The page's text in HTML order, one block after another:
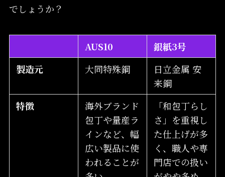
でしょうか？
AUS10
銀紙3号
製造元
大同特殊鋼
日立金属 安
来鋼
特徴
海外ブランド
包丁や量産ラ
インなど、幅
広い製品に使
われることが
「和包丁らし
さ」を重視し
た仕上げが多
く、職人や専
門店での扱い